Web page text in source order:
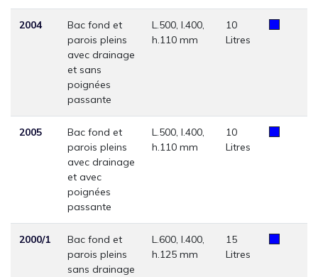
2004
Bac fond et
parois pleins
avec drainage
et sans
poignées
passante
L.500, l.400,
h.110 mm
10
Litres
2005
Bac fond et
parois pleins
avec drainage
et avec
poignées
passante
L.500, l.400,
h.110 mm
10
Litres
2000/1
Bac fond et
parois pleins
sans drainage
L.600, l.400,
h.125 mm
15
Litres